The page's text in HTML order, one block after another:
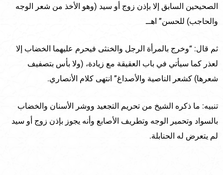
الصحيحين السابق إلا بإذن زوج أو سيد (وهو الأخذ من شعر الوجه
والحاجب) للحسن” اهــ
ثم قال: “وخرج بالمرأة الرجل والخنثى فيحرم عليهما الخضاب إلا
لعذر كما سيأتي في باب العقيقة مع زيادة، (ولا بأس بتصفيف
شعرها) كشعر الناصية والأصداغ” انتهى كلام الأنصاري.
تنبيه: ما ذكره الشيخ من تحريم التجعيد ووشر الأسنان والخضاب
بالسواد وتحمير الوجه وتطريف الأصابع وأنه يجوز بإذن زوج أو سيد
لم يتعرض له الحنابلة.